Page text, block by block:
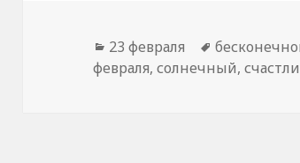
Рубрики
23 февраля Метки
февраля,солнечный,